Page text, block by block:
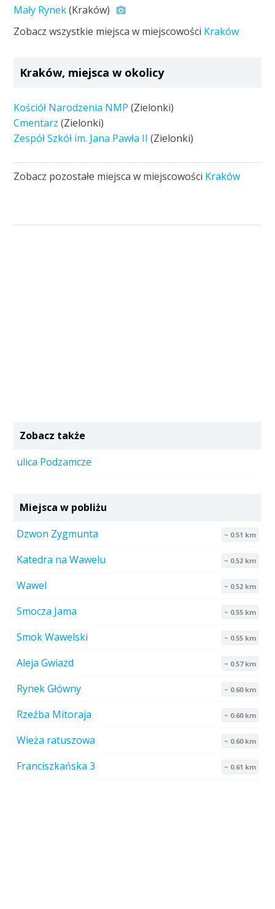
Mały Rynek(Kraków)
Zobacz wszystkie miejsca w miejscowości Kraków
Kraków, miejsca w okolicy
Kościół Narodzenia NMP (Zielonki)
Cmentarz (Zielonki)
Zespół Szkół im. Jana Pawła II (Zielonki)
Zobacz pozostałe miejsca w miejscowości Kraków
Zobacz także
ulica Podzamcze
Miejsca w pobliżu
Dzwon Zygmunta
~ 0.51 km
Katedra na Wawelu ~ 0.52 km
Wawel ~ 0.52 km
Smocza Jama ~ 0.55 km
Smok Wawelski ~ 0.55 km
Aleja Gwiazd ~ 0.57 km
Rynek Główny ~ 0.60 km
Rzeźba Mitoraja ~ 0.60 km
Wieża ratuszowa ~ 0.60 km
Franciszkańska 3 ~ 0.61 km